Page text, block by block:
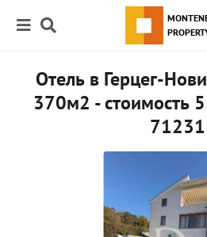
Отель в Герцег-
370м2 - стоимость
71231